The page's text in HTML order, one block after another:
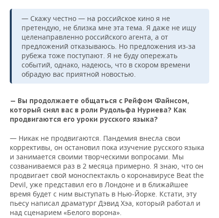
— Скажу честно — на российское кино я не
претендую, не близка мне эта тема. Я даже не ищу
целенаправленно российского агента, а от
предложений отказываюсь. Но предложения из-за
рубежа тоже поступают. Я не буду опережать
событий, однако, надеюсь, что в скором времени
обрадую вас приятной новостью.
— Вы продолжаете общаться с Рейфом Файнсом,
который снял вас в роли Рудольфа Нуриева? Как
продвигаются его уроки русского языка?
— Никак не продвигаются. Пандемия внесла свои
коррективы, он остановил пока изучение русского языка
и занимается своими творческими вопросами. Мы
созваниваемся раз в 2 месяца примерно. Я знаю, что он
продвигает свой моноспектакль о коронавирусе Beat the
Devil, уже представил его в Лондоне и в ближайшее
время будет с ним выступать в Нью-Йорке. Кстати, эту
пьесу написал драматург Дэвид Хэа, который работал и
над сценарием «Белого ворона».